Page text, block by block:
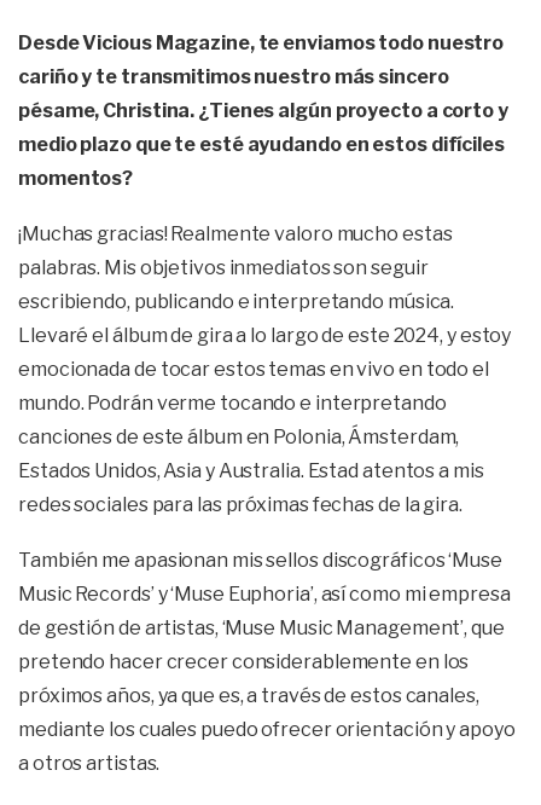
Desde Vicious Magazine, te enviamos todo nuestro
cariño y te transmitimos nuestro más sincero
pésame, Christina. ¿Tienes algún proyecto a corto y
medio plazo que te esté ayudando en estos difíciles
momentos?
¡Muchas gracias! Realmente valoro mucho estas
palabras. Mis objetivos inmediatos son seguir
escribiendo, publicando e interpretando música.
Llevaré el álbum de gira a lo largo de este 2024, y estoy
emocionada de tocar estos temas en vivo en todo el
mundo. Podrán verme tocando e interpretando
canciones de este álbum en Polonia, Ámsterdam,
Estados Unidos, Asia y Australia. Estad atentos a mis
redes sociales para las próximas fechas de la gira.
También me apasionan mis sellos discográficos ‘Muse
Music Records’ y ‘Muse Euphoria’, así como mi empresa
de gestión de artistas, ‘Muse Music Management’, que
pretendo hacer crecer considerablemente en los
próximos años, ya que es, a través de estos canales,
mediante los cuales puedo ofrecer orientación y apoyo
a otros artistas.